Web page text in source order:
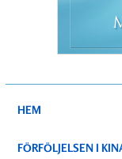
HEM
FÖRFÖLJELSEN I